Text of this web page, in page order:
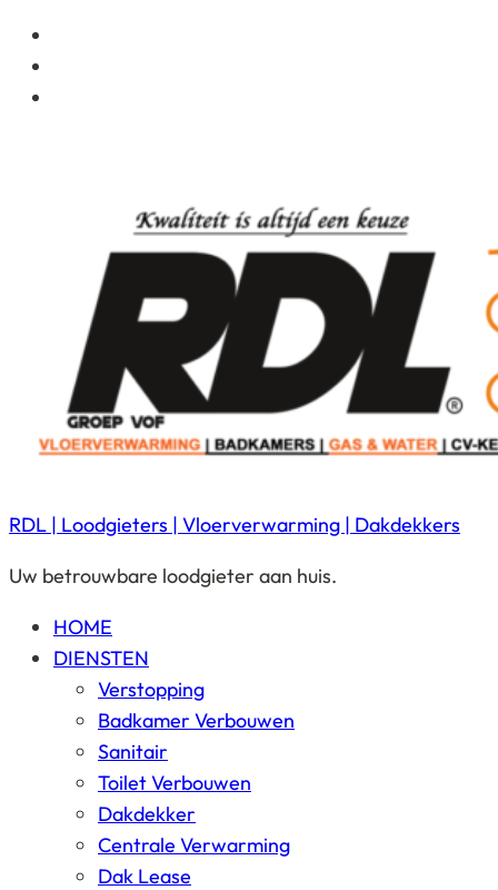
RDL | Loodgieters | Vloerverwarming | Dakdekkers
Uw betrouwbare loodgieter aan huis.
HOME
DIENSTEN
Verstopping
Badkamer Verbouwen
Sanitair
Toilet Verbouwen
Dakdekker
Centrale Verwarming
Dak Lease